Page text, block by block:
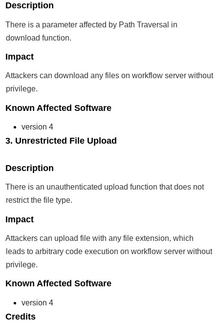
Description
There is a parameter affected by Path Traversal in
download function.
Impact
Attackers can download any files on workflow server without
privilege.
Known Affected Software
version 4
3. Unrestricted File Upload
Description
There is an unauthenticated upload function that does not
restrict the file type.
Impact
Attackers can upload file with any file extension, which
leads to arbitrary code execution on workflow server without
privilege.
Known Affected Software
version 4
Credits